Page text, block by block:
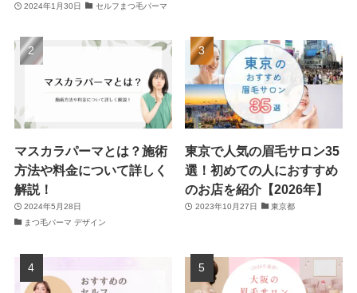
2024年1月30日 セルフまつ毛パーマ
マスカラパーマとは？施術
方法や料金について詳しく
解説！
2024年5月28日
まつ毛パーマ デザイン
東京で人気の眉毛サロン35
選！初めての人におすすめ
のお店を紹介【2026年】
2023年10月27日 東京都